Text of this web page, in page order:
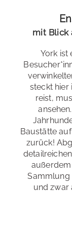
mit Blick
York ist
steckt hier
reist,
Baustätte
zurück!
Sammlung
und zwar
:
Bildungsurlaub
Brandenburg,
Nordrhein-
Saarland,
Alternativen
Kultur &
Die
Festivalszene.
Festival statt!
Aufführungen
andere, wie
Gartenshows
extern=/